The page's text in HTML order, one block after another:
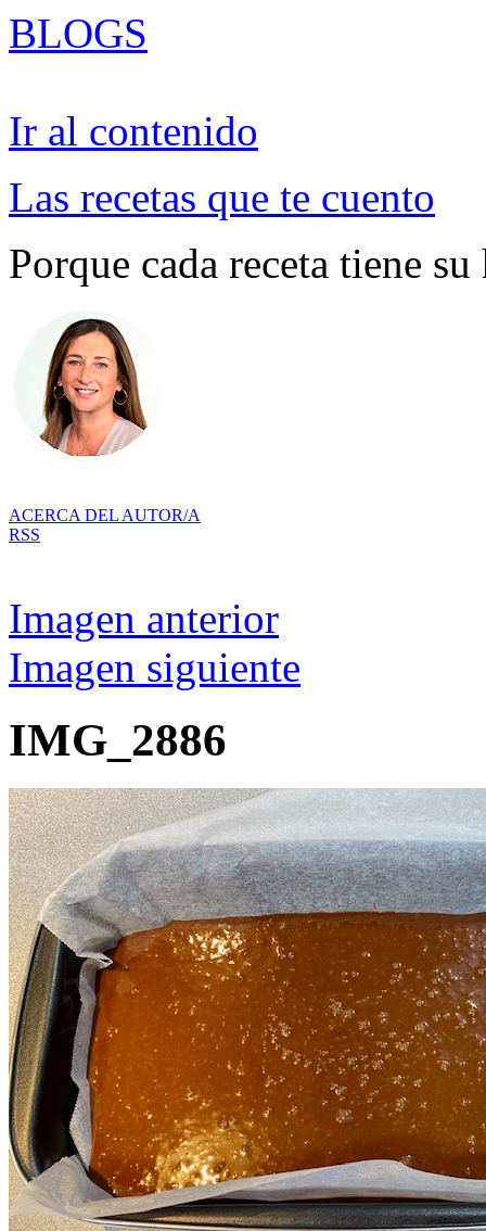
BLOGS
Ir al contenido
Las recetas que te cuento
Porque cada receta tiene
ACERCA DEL AUTOR/A
RSS
Imagen anterior
Imagen siguiente
IMG_2886